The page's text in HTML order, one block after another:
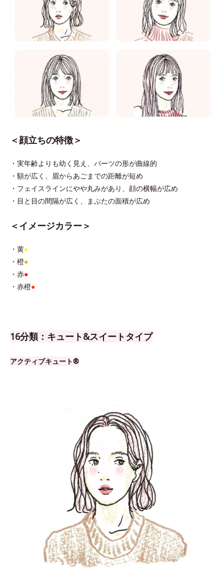
＜顔立ちの特徴＞
・実年齢よりも幼く見え、パーツの形が曲線的
・額が広く、眉からあごまでの距離が短め
・フェイスラインにやや丸みがあり、顔の横幅が広め
・目と目の間隔が広く、まぶたの面積が広め
＜イメージカラー＞
・黄●
・橙●
・赤●
・赤橙●
16分類：キュート&スイートタイプ
アクティブキュート®